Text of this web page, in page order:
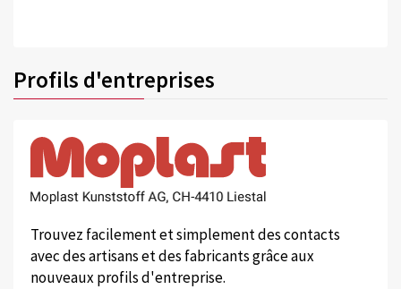
Profils d'entreprises
Trouvez facilement et simplement des contacts
avec des artisans et des fabricants grâce aux
nouveaux profils d'entreprise.